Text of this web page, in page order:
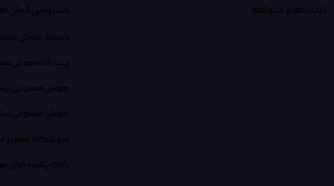
ثبت نام در خبرنامه دسترسی آسان
دستیار هوش
چت بات هوش
هوش مصنوعی
هوش مصنوعی
فروشگاه تصاویر
بانک پتفرم